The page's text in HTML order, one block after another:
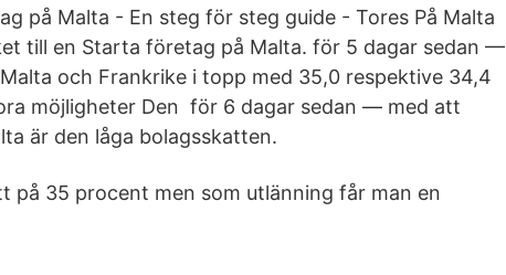
på Malta - En steg för steg guide - Tores På Malta
till en Starta företag på Malta. för 5 dagar sedan —
och Frankrike i topp med 35,0 respektive 34,4
möjligheter Den för 6 dagar sedan — med att
är den låga bolagsskatten.
på 35 procent men som utlänning får man en